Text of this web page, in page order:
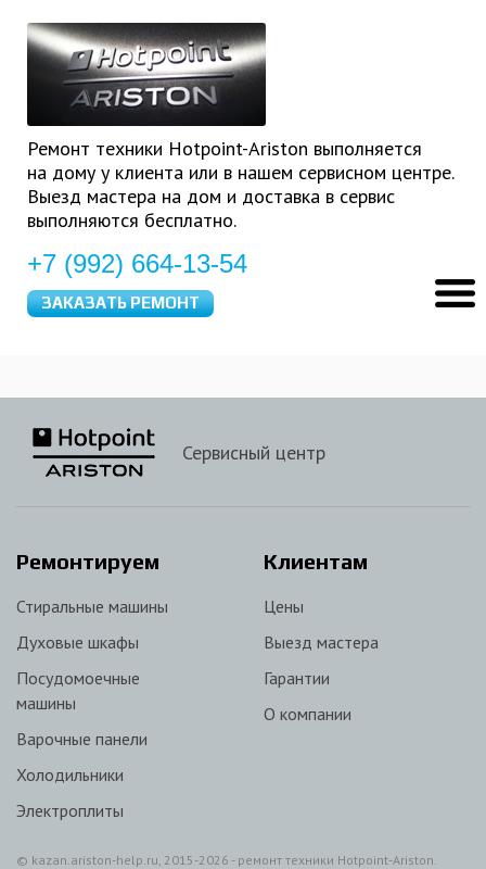
Ремонт техники Hotpoint-Ariston выполняется
на дому у клиента или в нашем сервисном центре.
Выезд мастера на дом и доставка в сервис
выполняются бесплатно.
+7 (992) 664-13-54
ЗАКАЗАТЬ РЕМОНТ
Сервисный центр
Ремонтируем
Стиральные машины
Духовые шкафы
Посудомоечные
машины
Варочные панели
Холодильники
Электроплиты
Клиентам
Цены
Выезд мастера
Гарантии
О компании
© kazan.ariston-help.ru, 2015-2026 - ремонт техники Hotpoint-Ariston.